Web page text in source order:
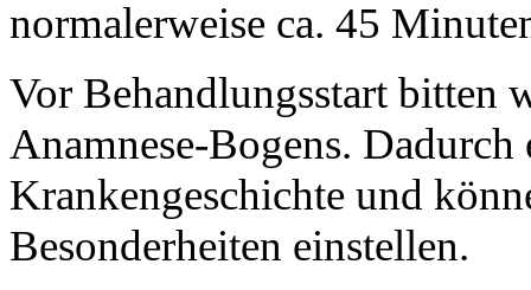
normalerweise ca. 45
Vor Behandlungsstart bitten
Anamnese-Bogens.
Krankengeschichte und
Besonderheiten einstellen.